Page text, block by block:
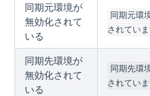
同期元環境が
無効化されて
いる
同期元環
されてい
同期先環境が
無効化されて
いる
同期先環
されてい